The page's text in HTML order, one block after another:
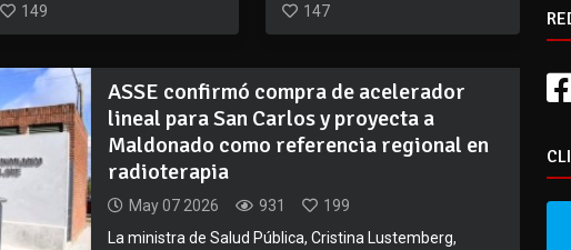
149
147
ASSE confirmó compra de acelerador
lineal para San Carlos y proyecta a
Maldonado como referencia regional en
radioterapia
May 07 2026 931
199
La ministra de Salud Pública, Cristina Lustemberg,